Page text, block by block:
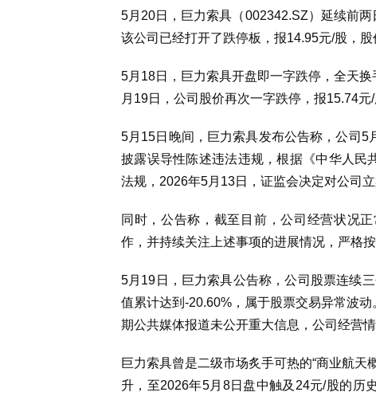
5月20日，巨力索具（002342.SZ）延续前
该公司已经打开了跌停板，报14.95元/股，股
5月18日，巨力索具开盘即一字跌停，全天
月19日，公司股价再次一字跌停，报15.74
5月15日晚间，巨力索具发布公告称，公司5
披露误导性陈述违法违规，根据《中华人民
法规，2026年5月13日，证监会决定对公司立
同时，公告称，截至目前，公司经营状况
作，并持续关注上述事项的进展情况，严格
5月19日，巨力索具公告称，公司股票连续
值累计达到-20.60%，属于股票交易异常波
期公共媒体报道未公开重大信息，公司经营
巨力索具曾是二级市场炙手可热的“商业航
升，至2026年5月8日盘中触及24元/股的历